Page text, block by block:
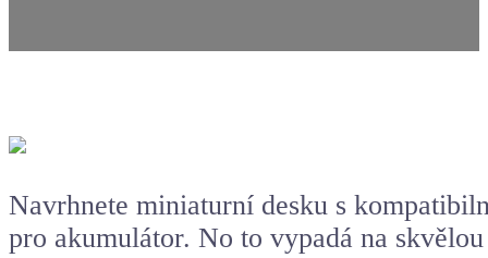
Navrhnete miniaturní desku s
pro akumulátor. No to vypadá na